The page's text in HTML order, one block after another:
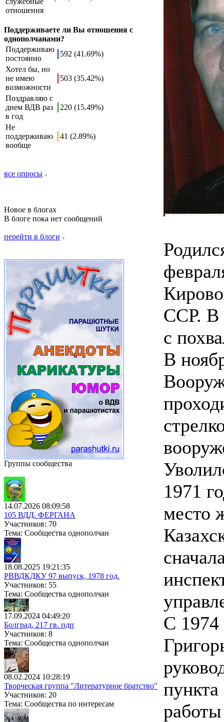
отношения
Поддерживаете ли Вы отношения с
однополчанами?
Поддерживаю
постоянно
592 (41.69%)
Хотел бы, но
не имею
возможности
503 (35.42%)
Поздравляю с
днем ВДВ раз
в год
220 (15.49%)
Не
поддерживаю
вообще
41 (2.89%)
все опросы
Новое в блогах
В блоге пока нет сообщений
перейти в блоги
Группы сообщества
14.07.2026 08:09:58
105 ВДД. ФЕРГАНА
Участников: 70
Тема: Сообщества однополчан
18.08.2025 19:21:35
РВВДКДКУ 97 выпуск, 1978 год.
Участников: 55
Тема: Сообщества однополчан
17.09.2024 04:49:20
Болград, 217 гв. пдп
Участников: 8
Тема: Сообщества однополчан
08.02.2024 10:28:19
Творческая группа "Литературное братство"
Участников: 20
Тема: Сообщества по интересам
ССР. В
с
В
1971
место
С 1974